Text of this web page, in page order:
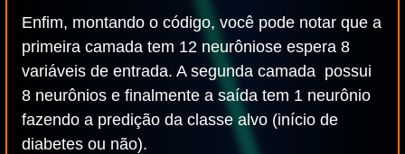
Enfim, montando o código, você pode notar que a
primeira camada tem 12 neurôniose espera 8
variáveis de entrada. A segunda camada possui
8 neurônios e finalmente a saída tem 1 neurônio
fazendo a predição da classe alvo (início de
diabetes ou não).